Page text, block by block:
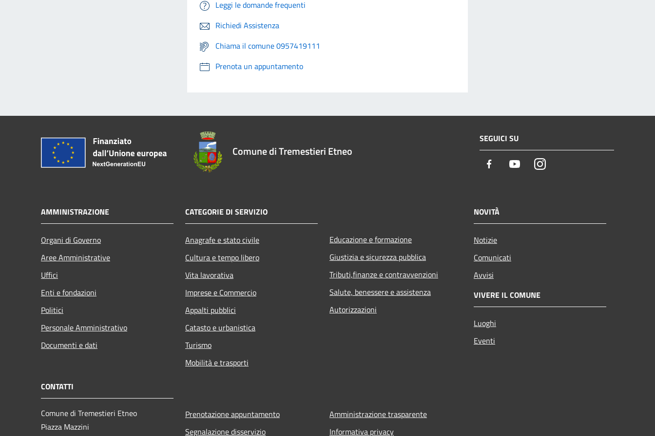
Leggi le domande frequenti
Richiedi Assistenza
Chiama il comune 0957419111
Prenota un appuntamento
Comune di Tremestieri Etneo
SEGUICI SU
Facebook YoutubeInstagram
AMMINISTRAZIONE
Organi di Governo
Aree Amministrative
Uffici
Enti e fondazioni
Politici
Personale Amministrativo
Documenti e dati
CATEGORIE DI SERVIZIO
Anagrafe e stato civile
Cultura e tempo libero
Vita lavorativa
Imprese e Commercio
Appalti pubblici
Catasto e urbanistica
Turismo
Mobilità e trasporti
Educazione e formazione
Giustizia e sicurezza pubblica
Tributi,finanze e contravvenzioni
Salute, benessere e assistenza
Autorizzazioni
NOVITÀ
Notizie
Comunicati
Avvisi
VIVERE IL COMUNE
Luoghi
Eventi
CONTATTI
Comune di Tremestieri Etneo
Piazza Mazzini
Prenotazione appuntamento
Segnalazione disservizio
Amministrazione trasparente
Informativa privacy